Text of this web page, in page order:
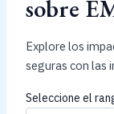
sobre
Explore los
seguras con las
Seleccione el